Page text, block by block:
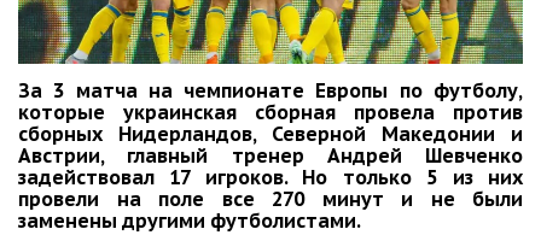
За 3 матча на чемпионате Европы по футболу,
которые украинская сборная провела против
сборных Нидерландов, Северной Македонии и
Австрии, главный тренер Андрей Шевченко
задействовал 17 игроков. Но только 5 из них
провели на поле все 270 минут и не были
заменены другими футболистами.